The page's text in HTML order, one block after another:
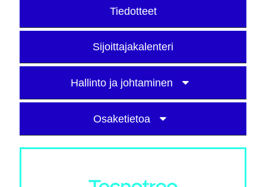
Tiedotteet
Sijoittajakalenteri
Hallinto ja johtaminen
Osaketietoa